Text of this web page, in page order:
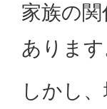
家族の
あります
しかし